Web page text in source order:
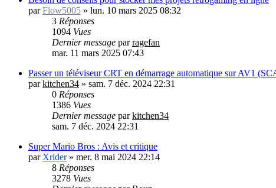
parFlow5005 » lun. 10 mars 2025 08:32
3 Réponses
1094 Vues
Dernier message parragefan
mar. 11 mars 2025 07:43
Passer un téléviseur CRT en démarrage automatique sur AV1
parkitchen34 » sam. 7 déc. 2024 22:31
0 Réponses
1386 Vues
Dernier message parkitchen34
sam. 7 déc. 2024 22:31
Super Mario Bros : Avis et critique
par Xrider» mer. 8 mai 2024 22:14
8 Réponses
3278 Vues